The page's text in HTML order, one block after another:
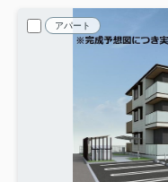
アパート